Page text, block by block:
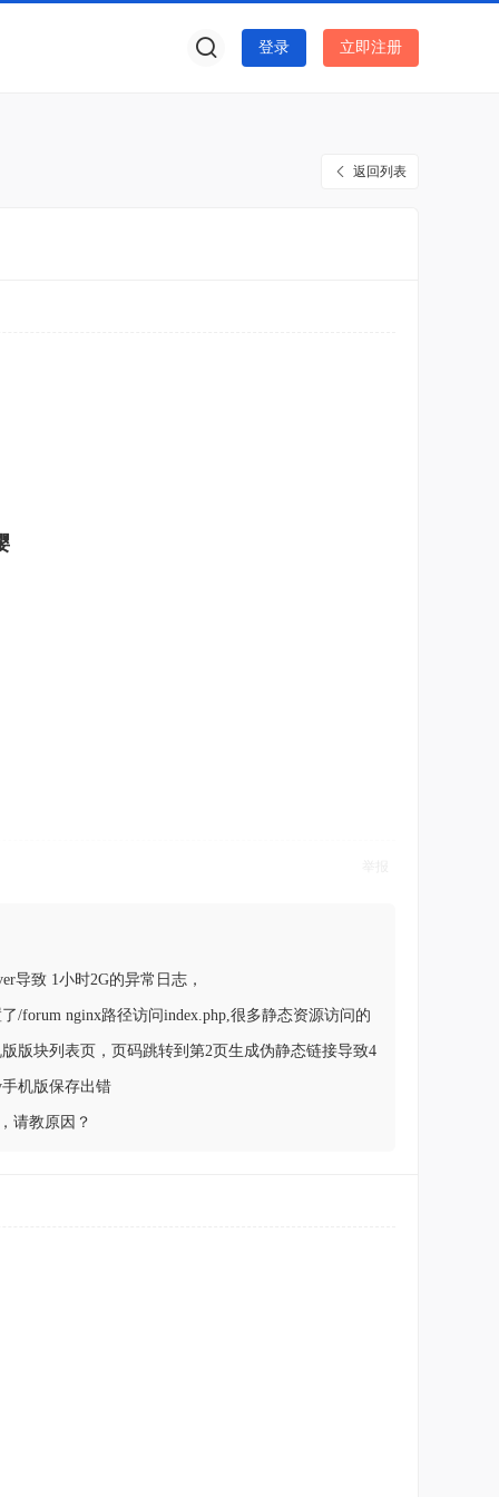
登录 立即注册
返回列表
导致 1小时2G的异常日志，
/forum nginx路径访问index.php,很多静态资源访问的
决版块列表页，页码跳转到第2页生成伪静态链接导致4
机版保存出错
请教原因？